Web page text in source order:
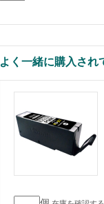
よく一緒に購入され